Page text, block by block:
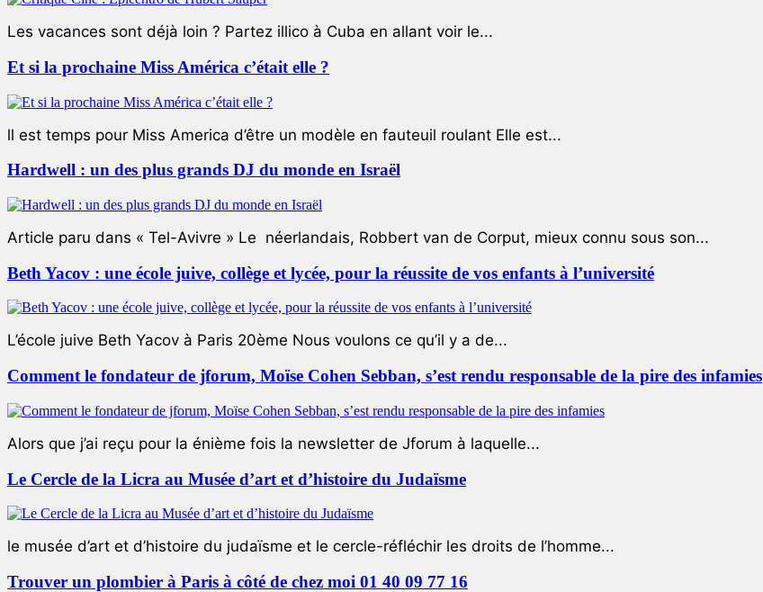
Les vacances sont déjà loin ? Partez illico à Cuba en allant voir le...
Et si la prochaine Miss América c’était elle ?
ll est temps pour Miss America d’être un modèle en fauteuil roulant Elle est...
Hardwell : un des plus grands DJ du monde en Israël
Article paru dans « Tel-Avivre » Le néerlandais, Robbert van de Corput, mieux connu sous son...
Beth Yacov : une école juive, collège et lycée, pour la réussite de vos enfants à l’université
L’école juive Beth Yacov à Paris 20ème Nous voulons ce qu’il y a de...
Comment le fondateur de jforum, Moïse Cohen Sebban, s’est rendu responsable de la pire des infamies
Alors que j’ai reçu pour la énième fois la newsletter de Jforum à laquelle...
Le Cercle de la Licra au Musée d’art et d’histoire du Judaïsme
le musée d’art et d’histoire du judaïsme et le cercle-réfléchir les droits de l’homme...
Trouver un plombier à Paris à côté de chez moi 01 40 09 77 16